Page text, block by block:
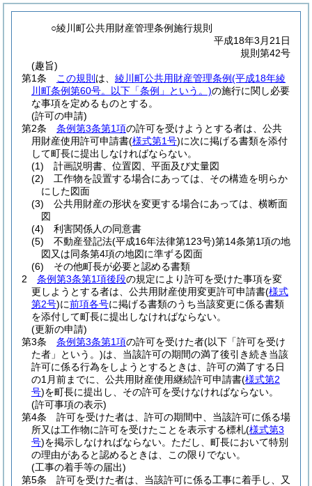
○綾川町公共用財産管理条例施行規則
平成18年3月21日
規則第42号
(趣旨)
第1条
この規則 は、 綾川町公共用財産管理条例(平成18年綾
川町条例第60号。以下「条例」という。)の施行に関し必要
な事項を定めるものとする。
(許可の申請)
第2条
条例第3条第1項の許可を受けようとする者は、公共
用財産使用許可申請書(様式第1号)に次に掲げる書類を添付
して町長に提出しなければならない。
(1)
計画説明書、位置図、平面及び丈量図
(2)
工作物を設置する場合にあっては、その構造を明らか
にした図面
(3)
公共用財産の形状を変更する場合にあっては、横断面
図
(4)
利害関係人の同意書
(5)
不動産登記法(平成16年法律第123号)第14条第1項の地
図又は同条第4項の地図に準ずる図面
(6)
その他町長が必要と認める書類
2
条例第3条第1項後段の規定により許可を受けた事項を変
更しようとする者は、公共用財産使用変更許可申請書(様式
第2号)に前項各号に掲げる書類のうち当該変更に係る書類
を添付して町長に提出しなければならない。
(更新の申請)
第3条
条例第3条第1項の許可を受けた者(以下「許可を受け
た者」という。)は、当該許可の期間の満了後引き続き当該
許可に係る行為をしようとするときは、許可の満了する日
の1月前までに、公共用財産使用継続許可申請書(様式第2
号)を町長に提出し、その許可を受けなければならない。
(許可事項の表示)
第4条
許可を受けた者は、許可の期間中、当該許可に係る場
所又は工作物に許可を受けたことを表示する標札(様式第3
号)を掲示しなければならない。 ただし、町長において特別
の理由があると認めるときは、この限りでない。
(工事の着手等の届出)
第5条
許可を受けた者は、当該許可に係る工事に着手し、又